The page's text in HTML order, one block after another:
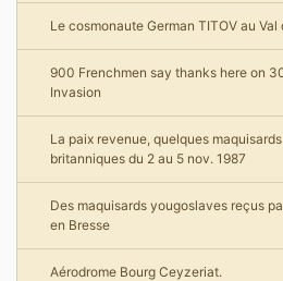
Le cosmonaute German TITOV au Val
900 Frenchmen say thanks here on
Invasion
La paix revenue, quelques
britanniques du 2 au 5 nov. 1987
Des maquisards yougoslaves reçus
en Bresse
Aérodrome Bourg Ceyzeriat.